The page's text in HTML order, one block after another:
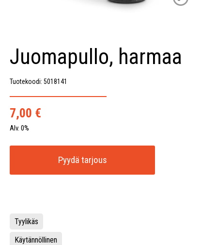
Juomapullo, harmaa
Tuotekoodi: 5018141
7,00 €
Alv. 0%
Pyydä tarjous
Tyylikäs
Käytännöllinen